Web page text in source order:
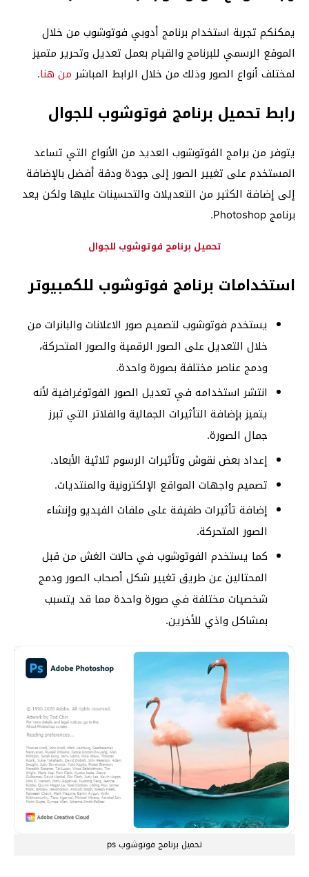
يمكنكم تجربة استخدام برنامج أدوبي فوتوشوب من خلال
الموقع الرسمي للبرنامج والقيام بعمل تعديل وتحرير متميز
لمختلف أنواع الصور وذلك من خلال الرابط المباشر من هنا.
رابط تحميل برنامج فوتوشوب للجوال
يتوفر من برامج الفوتوشوب العديد من الأنواع التي تساعد
المستخدم على تغيير الصور إلى جودة ودقة أفضل بالإضافة
إلى إضافة الكثير من التعديلات والتحسينات عليها ولكن يعد
برنامج Photoshop.
تحميل برنامج فوتوشوب للجوال
استخدامات برنامج فوتوشوب للكمبيوتر
يستخدم فوتوشوب لتصميم صور الاعلانات والبانرات من
خلال التعديل على الصور الرقمية والصور المتحركة،
ودمج عناصر مختلفة بصورة واحدة.
انتشر استخدامه في تعديل الصور الفوتوغرافية لأنه
يتميز بإضافة التأثيرات الجمالية والفلاتر التي تبرز
جمال الصورة.
إعداد بعض نقوش وتأثيرات الرسوم ثلاثية الأبعاد.
تصميم واجهات المواقع الإلكترونية والمنتديات.
إضافة تأثيرات طفيفة على ملفات الفيديو وإنشاء
الصور المتحركة.
كما يستخدم الفوتوشوب في حالات الغش من قبل
المحتالين عن طريق تغيير شكل أصحاب الصور ودمج
شخصيات مختلفة في صورة واحدة مما قد يتسبب
بمشاكل واذي للأخرين.
تحميل برنامج فوتوشوب ps